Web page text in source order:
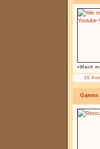
«Mach
16
Games